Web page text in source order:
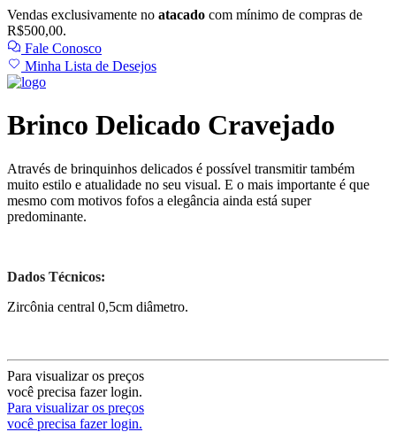
Vendas exclusivamente no atacado com mínimo de compras de
R$500,00.
Fale Conosco
Minha Lista de Desejos
Brinco Delicado Cravejado
Através de brinquinhos delicados é possível transmitir também
muito estilo e atualidade no seu visual. E o mais importante é que
mesmo com motivos fofos a elegância ainda está super
predominante.
Dados Técnicos:
Zircônia central 0,5cm diâmetro.
Para visualizar os preços
você precisa fazer login.
Para visualizar os preços
você precisa fazer login.